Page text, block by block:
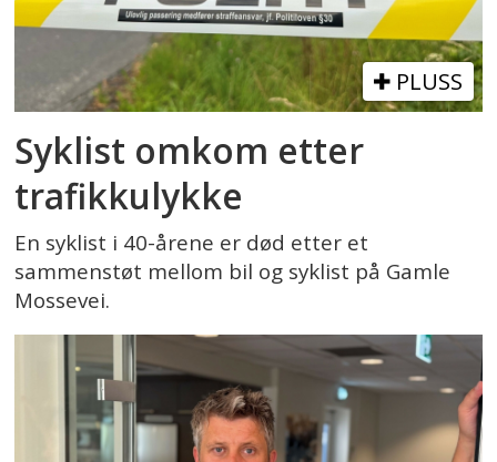
PLUSS
Syklist omkom etter
trafikkulykke
En syklist i 40-årene er død etter et
sammenstøt mellom bil og syklist på Gamle
Mossevei.